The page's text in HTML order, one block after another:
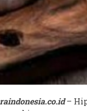
–